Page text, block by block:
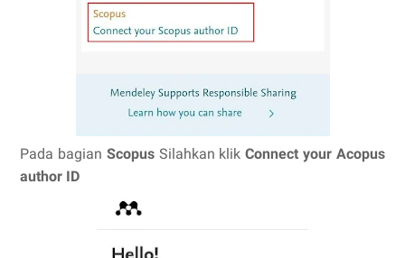
Pada bagian ScopusSilahkan klikConnect your Acopus
author ID